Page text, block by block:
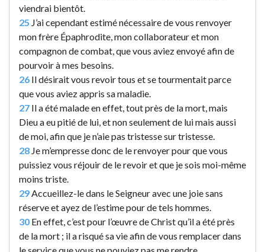
viendrai bientôt.
25 J’ai cependant estimé nécessaire de vous renvoyer
mon frère Épaphrodite, mon collaborateur et mon
compagnon de combat, que vous aviez envoyé afin de
pourvoir à mes besoins.
26 Il désirait vous revoir tous et se tourmentait parce
que vous aviez appris sa maladie.
27 Il a été malade en effet, tout près de la mort, mais
Dieu a eu pitié de lui, et non seulement de lui mais aussi
de moi, afin que je n’aie pas tristesse sur tristesse.
28 Je m’empresse donc de le renvoyer pour que vous
puissiez vous réjouir de le revoir et que je sois moi-même
moins triste.
29 Accueillez-le dans le Seigneur avec une joie sans
réserve et ayez de l’estime pour de tels hommes.
30 En effet, c’est pour l’œuvre de Christ qu’il a été près
de la mort ; il a risqué sa vie afin de vous remplacer dans
le service que vous ne pouviez pas me rendre.